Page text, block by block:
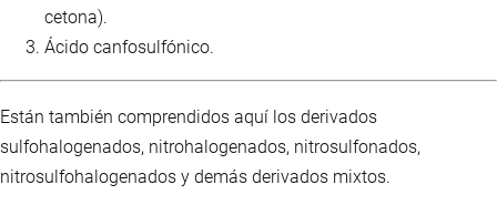
cetona).
Ácido canfosulfónico.
Están también comprendidos aquí los derivados
sulfohalogenados, nitrohalogenados, nitrosulfonados,
nitrosulfohalogenados y demás derivados mixtos.